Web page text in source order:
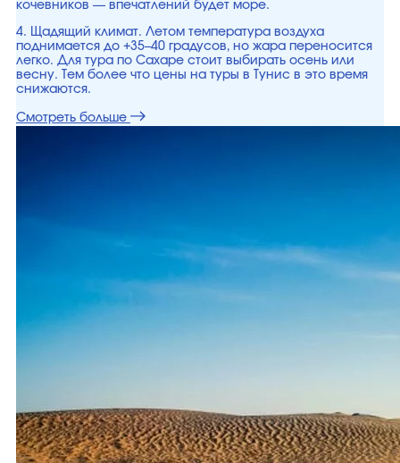
кочевников — впечатлений будет море.
4. Щадящий климат. Летом температура воздуха
поднимается до +35–40 градусов, но жара переносится
легко. Для тура по Сахаре стоит выбирать осень или
весну. Тем более что цены на туры в Тунис в это время
снижаются.
Смотреть больше